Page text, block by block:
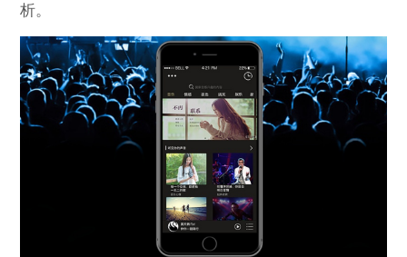
析。